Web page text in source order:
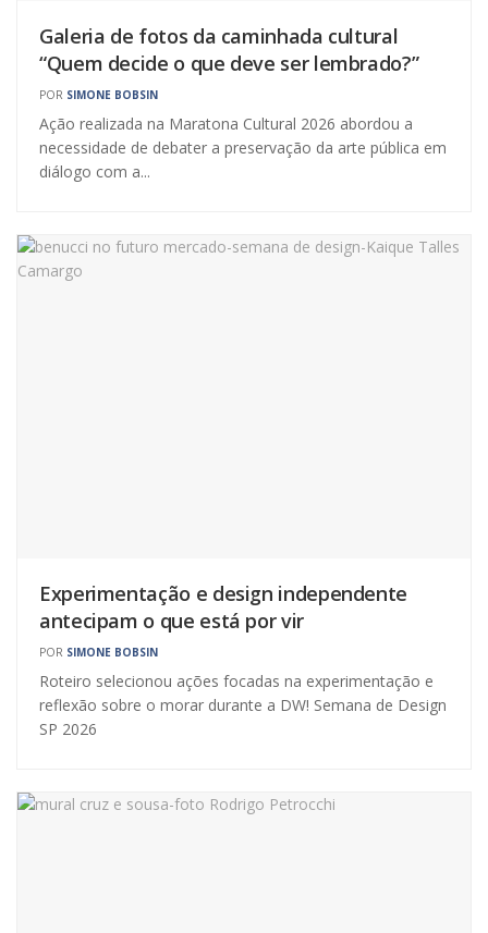
Galeria de fotos da caminhada cultural
“Quem decide o que deve ser lembrado?”
POR SIMONE BOBSIN
Ação realizada na Maratona Cultural 2026 abordou a
necessidade de debater a preservação da arte pública em
diálogo com a...
Experimentação e design independente
antecipam o que está por vir
POR SIMONE BOBSIN
Roteiro selecionou ações focadas na experimentação e
reflexão sobre o morar durante a DW! Semana de Design
SP 2026